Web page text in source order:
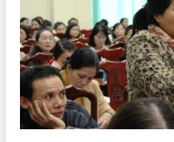
VIDEO
Loading the player...
Khám bệnh, cấp phát thuốc miễn phí
và tặng quà người dân xã Cư Pui
Hội nghị UBND tỉnh Đắk Lắk thường kỳ
tháng 7/2026